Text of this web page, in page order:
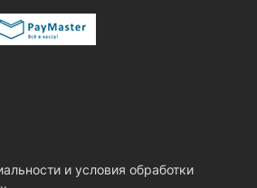
и условия обработки